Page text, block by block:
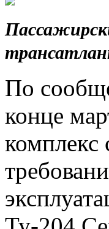
По
конце
комплекс